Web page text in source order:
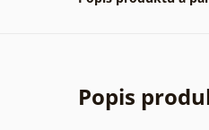
Popis